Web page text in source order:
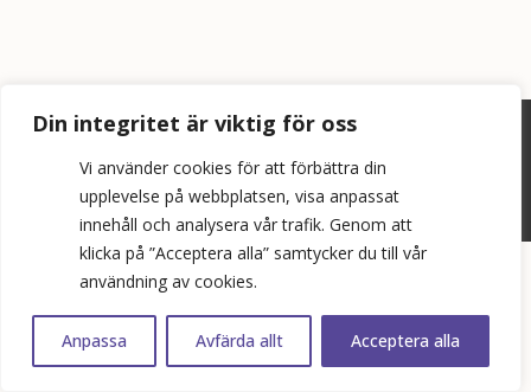
Din integritet är viktig för oss
Vi använder cookies för att förbättra din
upplevelse på webbplatsen, visa anpassat
innehåll och analysera vår trafik. Genom att
klicka på ”Acceptera alla” samtycker du till vår
användning av cookies.
Anpassa Avfärda allt Acceptera alla
© 2026 Bopol AB
info@bostadspolitik.se
0704-57 90 06